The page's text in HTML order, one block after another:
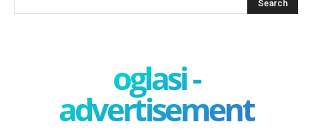
oglasi -
advertisement